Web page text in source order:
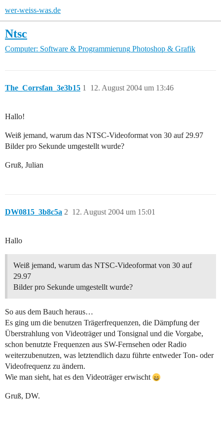
wer-weiss-was.de
Ntsc
Computer: Software & Programmierung Photoshop & Grafik
The_Corrsfan_3e3b15 12. August 2004 um 13:46
1
Hallo!
Weiß jemand, warum das NTSC-Videoformat von 30 auf 29.97
Bilder pro Sekunde umgestellt wurde?
Gruß, Julian
DW0815_3b8c5a 12. August 2004 um 15:01
2
Hallo
Weiß jemand, warum das NTSC-Videoformat von 30 auf
29.97
Bilder pro Sekunde umgestellt wurde?
So aus dem Bauch heraus…
Es ging um die benutzen Trägerfrequenzen, die Dämpfung der
Überstrahlung von Videoträger und Tonsignal und die Vorgabe,
schon benutzte Frequenzen aus SW-Fernsehen oder Radio
weiterzubenutzen, was letztendlich dazu führte entweder Ton- oder
Videofrequenz zu ändern.
Wie man sieht, hat es den Videoträger erwischt
Gruß, DW.